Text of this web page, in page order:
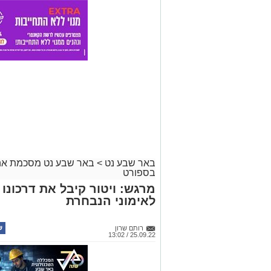
באר שבע נט > באר שבע נט מסכמת
בספורט
מרגש: ויטור קיבל את
לאימוני הנבחרת
רותם שרון
25.09.22 / 13:02